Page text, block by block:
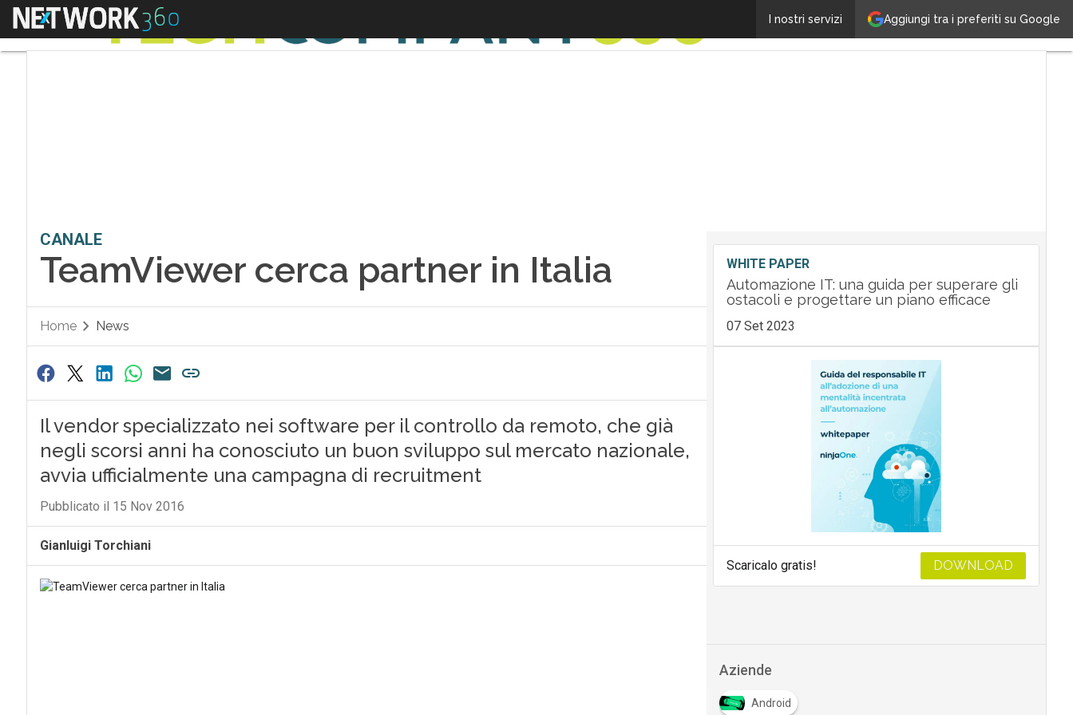
Aggiungi tra i preferiti su Google
I nostri servizi
Menu TeamViewer cerca partner in ItaliaUltimi
articoli
Tech
CANALE
TeamViewer cerca partner in Italia
Home News
Il vendor specializzato nei software per il controllo da remoto, che già
negli scorsi anni ha conosciuto un buon sviluppo sul mercato nazionale,
avvia ufficialmente una campagna di recruitment
Pubblicato il 15 Nov 2016
Gianluigi Torchiani
WHITE PAPER
Automazione IT: una guida per superare gli
ostacoli e progettare un piano efficace
07 Set 2023
Scaricalo gratis! DOWNLOAD
Aziende
Android